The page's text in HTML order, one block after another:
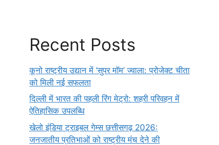
Recent Posts
कूनो राष्ट्रीय उद्यान में ‘सुपर मॉम’ ज्वाला: प्रोजेक्ट चीता
को मिली नई सफलता
दिल्ली में भारत की पहली रिंग मेट्रो: शहरी परिवहन में
ऐतिहासिक उपलब्धि
खेलो इंडिया ट्राइबल गेम्स छत्तीसगढ़ 2026:
जनजातीय प्रतिभाओं को राष्ट्रीय मंच देने की